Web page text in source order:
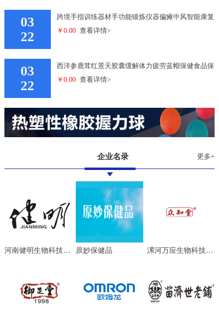
03
22
跨境手指训练器材手功能锻炼仪器偏瘫中风智能康复
机器人手套双手
￥0.00 查看详情>
03
22
西洋参鹿茸红景天胶囊缓解体力疲劳蓝帽保健食品保
健品
￥0.00 查看详情>
企业名录 更多+
河南健明生物科技有限公司 原妙保健品 漯河万应生物科技有限公司